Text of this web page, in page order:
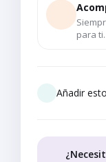
para ti.
Añadir